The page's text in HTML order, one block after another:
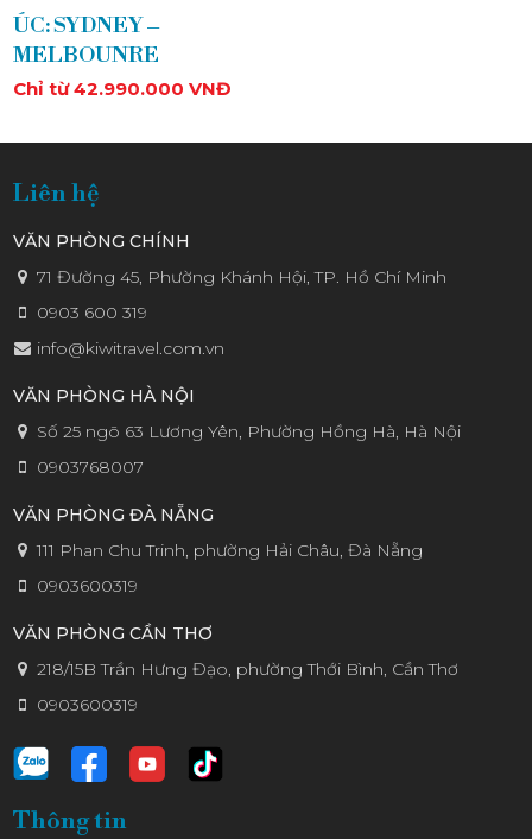
TNHH
MẠI &
DU LỊCH
KIWI
ÚC: SYDNEY –
MELBOUNRE
Chỉ từ 42.990.000 VNĐ
Liên hệ
VĂN PHÒNG CHÍNH
71 Đường 45, Phường Khánh Hội, TP. Hồ Chí Minh
0903 600 319
info@kiwitravel.com.vn
VĂN PHÒNG HÀ NỘI
Số 25 ngõ 63 Lương Yên, Phường Hồng Hà, Hà Nội
0903768007
VĂN PHÒNG ĐÀ NẴNG
111 Phan Chu Trinh, phường Hải Châu, Đà Nẵng
0903600319
VĂN PHÒNG CẦN THƠ
218/15B Trần Hưng Đạo, phường Thới Bình, Cần Thơ
0903600319
Thông tin